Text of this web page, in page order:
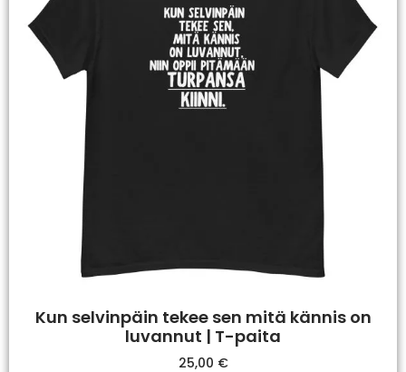
Kun selvinpäin tekee sen mitä kännis on
luvannut | T-paita
25,00 €